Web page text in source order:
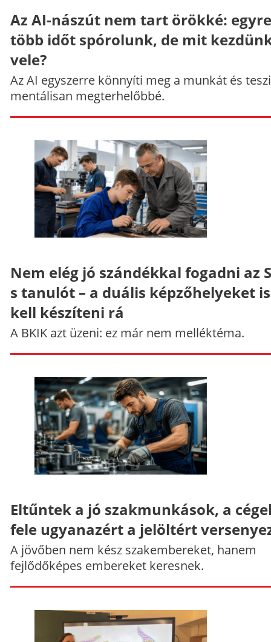
Az AI-nászút nem tart örökké: egyre
több időt spórolunk, de mit
vele?
Az AI egyszerre könnyíti meg a munkát és
mentálisan megterhelőbbé.
Nem elég jó szándékkal fogadni az
s tanulót – a duális képzőhelyeket
kell készíteni rá
A BKIK azt üzeni: ez már nem melléktéma.
Eltűntek a jó szakmunkások, a
fele ugyanazért a jelöltért
A jövőben nem kész szakembereket, hanem
fejlődőképes embereket keresnek.